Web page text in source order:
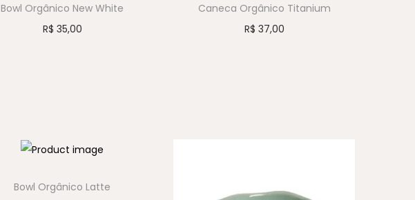
Bowl Orgânico New White
R$ 35,00
Caneca Orgânico Titanium
R$ 37,00
Bowl Orgânico Latte